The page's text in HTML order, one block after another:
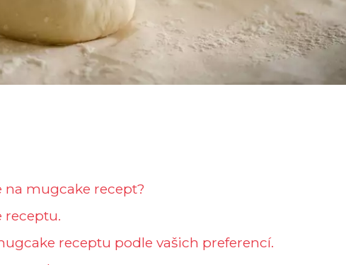
mugcake recept?
receptu.
receptu podle vašich preferencí.